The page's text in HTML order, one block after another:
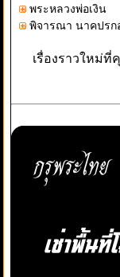
พระหลวงพ่อเงิน
พิจารณา นาคปรก
เรื่องราวใหม่ที่